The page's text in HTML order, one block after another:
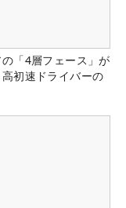
「4層フェース」が
初速ドライバーの